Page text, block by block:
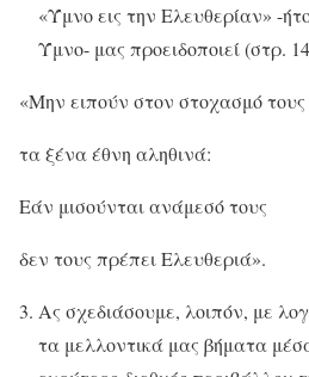
«Ύμνο εις την Ελευθερίαν» -
Ύμνο- μας προειδοποιεί (στρ.
«Μην ειπούν στον στοχασμό τους
τα ξένα έθνη αληθινά:
Εάν μισούνται ανάμεσό τους
δεν τους πρέπει Ελευθεριά».
Ας σχεδιάσουμε, λοιπόν, με
τα μελλοντικά μας βήματα